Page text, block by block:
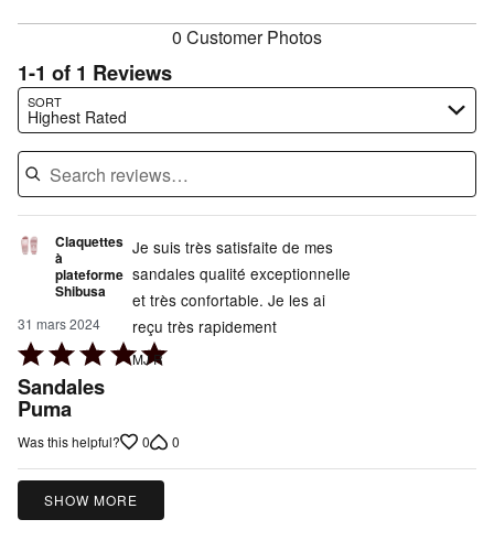
0 Customer Photos
1-1 of 1 Reviews
SORT
Highest Rated
Search reviews…
Claquettes
à
plateforme
Shibusa
31 mars 2024
Rated
5
out
Sandales
Puma
Je suis très satisfaite de mes
sandales qualité exceptionnelle
et très confortable. Je les ai
reçu très rapidement
MJ R
Was this helpful? 0 0
SHOW MORE